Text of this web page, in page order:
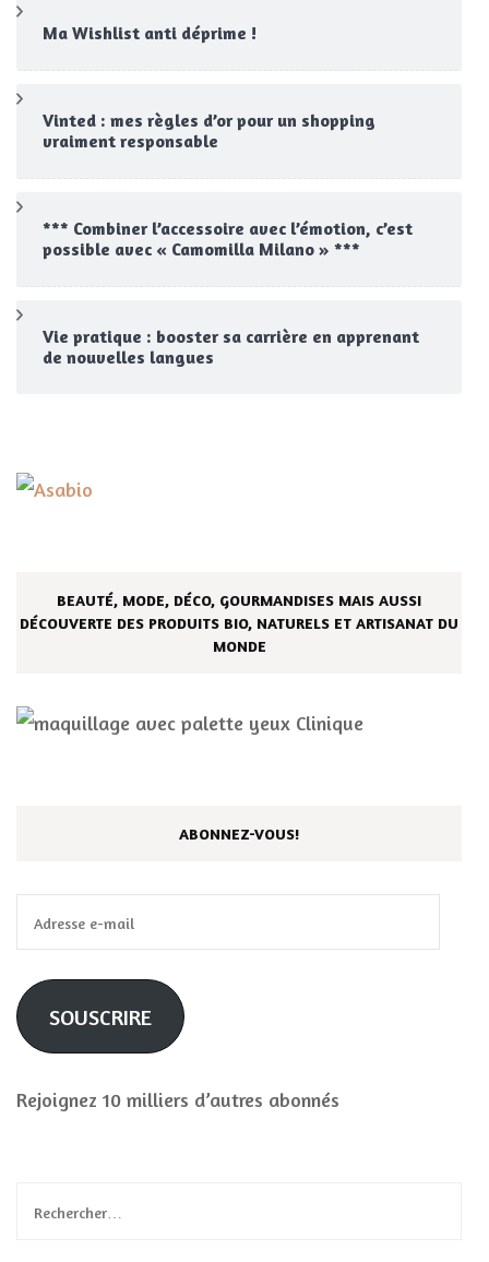
Ma Wishlist anti déprime !
Vinted : mes règles d’or pour un shopping
vraiment responsable
*** Combiner l’accessoire avec l’émotion, c’est
possible avec « Camomilla Milano » ***
Vie pratique : booster sa carrière en apprenant
de nouvelles langues
BEAUTÉ, MODE, DÉCO, GOURMANDISES MAIS AUSSI
DÉCOUVERTE DES PRODUITS BIO, NATURELS ET ARTISANAT DU
MONDE
ABONNEZ-VOUS!
e-
mail
SOUSCRIRE
Rejoignez 10 milliers d’autres abonnés
Rechercher :